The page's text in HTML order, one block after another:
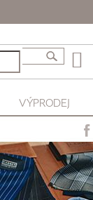
VÝPRODEJ